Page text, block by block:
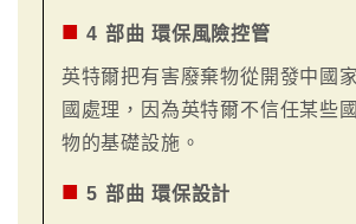
■ 4 部曲 環保風險控管
英特爾把有害廢棄物從開發中國
國處理，因為英特爾不信任某些
物的基礎設施。
■ 5 部曲 環保設計